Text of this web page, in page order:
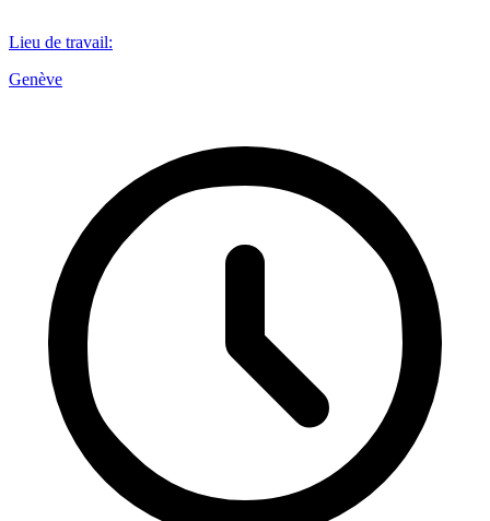
Lieu de travail:
Genève